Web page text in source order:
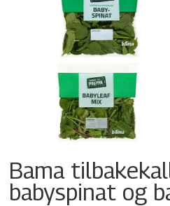
Bama
babyspinat og